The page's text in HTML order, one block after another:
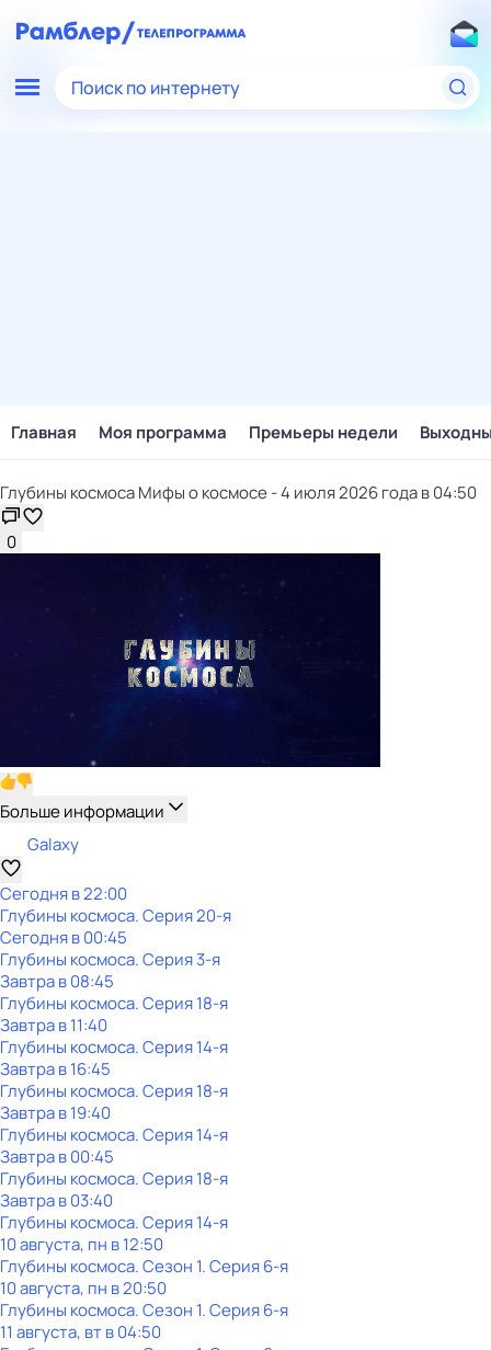
Поиск по интернету
Главная Моя программа Премьеры недели
Глубины космоса Мифы о космосе - 4 июля 2026 года в 04:50
0
Больше информации
Galaxy
Сегодня в 22:00
Глубины космоса. Серия 20-я
Сегодня в 00:45
Глубины космоса. Серия 3-я
Завтра в 08:45
Глубины космоса. Серия 18-я
Завтра в 11:40
Глубины космоса. Серия 14-я
Завтра в 16:45
Глубины космоса. Серия 18-я
Завтра в 19:40
Глубины космоса. Серия 14-я
Завтра в 00:45
Глубины космоса. Серия 18-я
Завтра в 03:40
Глубины космоса. Серия 14-я
10 августа, пн в 12:50
Глубины космоса. Сезон 1. Серия 6-я
10 августа, пн в 20:50
Глубины космоса. Сезон 1. Серия 6-я
11 августа, вт в 04:50